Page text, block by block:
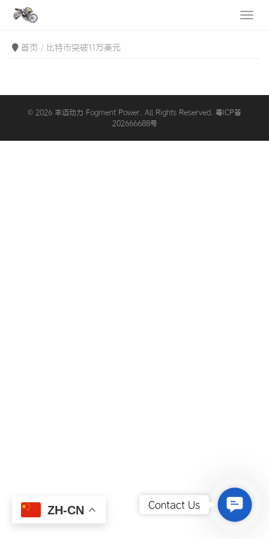
首页 比特币突破11万美元
© 2026 丰迈动力 Fogment Power. All Rights Reserved. 粤ICP备
202666688号
ZH-CN Contact Us